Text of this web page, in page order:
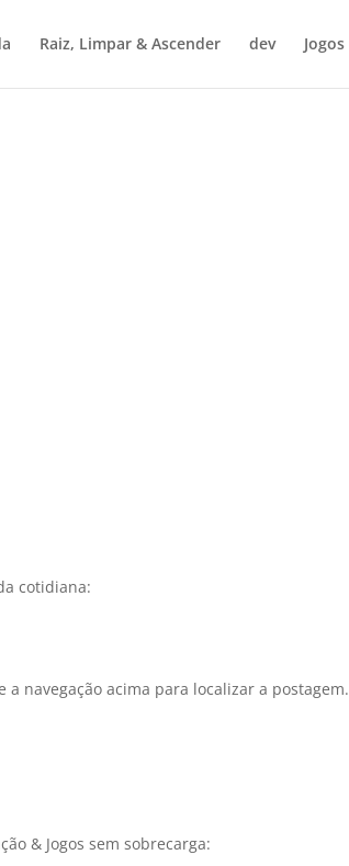
Raiz, Limpar & Ascender dev Jogos
cotidiana:
navegação acima para localizar a postagem.
& Jogos sem sobrecarga: